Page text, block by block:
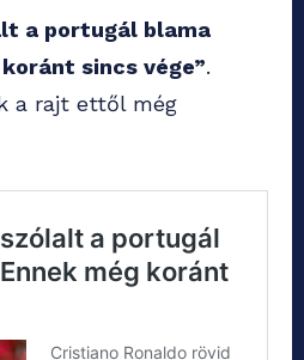
a portugál blama
sincs vége”.
a rajt ettől még